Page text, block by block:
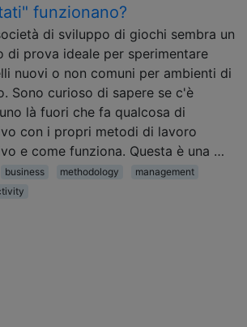
funzionano?
di sviluppo di giochi sembra un
di prova ideale per sperimentare
nuovi o non comuni per ambienti di
Sono curioso di sapere se c'è
là fuori che fa qualcosa di
con i propri metodi di lavoro
e come funziona. Questa è una …
business methodology
management